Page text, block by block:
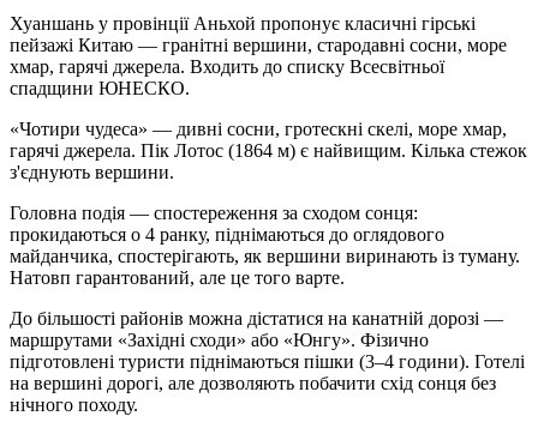
Хуаншань у провінції Аньхой пропонує класичні гірські
пейзажі Китаю — гранітні вершини, стародавні сосни, море
хмар, гарячі джерела. Входить до списку Всесвітньої
спадщини ЮНЕСКО.
«Чотири чудеса» — дивні сосни, гротескні скелі, море хмар,
гарячі джерела. Пік Лотос (1864 м) є найвищим. Кілька стежок
з'єднують вершини.
Головна подія — спостереження за сходом сонця:
прокидаються о 4 ранку, піднімаються до оглядового
майданчика, спостерігають, як вершини виринають із туману.
Натовп гарантований, але це того варте.
До більшості районів можна дістатися на канатній дорозі —
маршрутами «Західні сходи» або «Юнгу». Фізично
підготовлені туристи піднімаються пішки (3–4 години). Готелі
на вершині дорогі, але дозволяють побачити схід сонця без
нічного походу.